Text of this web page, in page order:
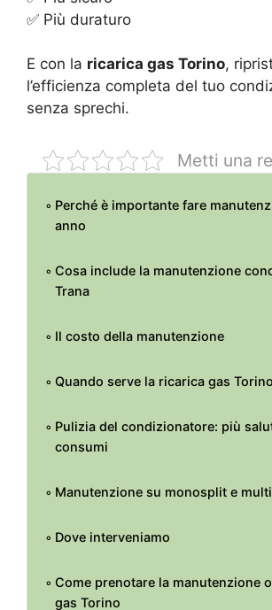
✅ Più duraturo
E con la ricarica gas Torino,
l’efficienza completa del tuo
senza sprechi.
Metti una
Perché è importante fare
anno
Cosa include la manutenzione
Trana
Il costo della manutenzione
Quando serve la ricarica gas Torino
Pulizia del condizionatore: più
consumi
Manutenzione su monosplit e
Dove interveniamo
Come prenotare la manutenzione
gas Torino